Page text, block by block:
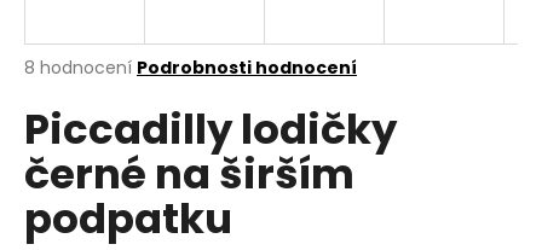
Průměrné
produktu
je
3,0
z
5
hvězdiček.
8 hodnocení Podrobnosti hodnocení
Piccadilly lodičky
černé na širším
podpatku
j
t
?